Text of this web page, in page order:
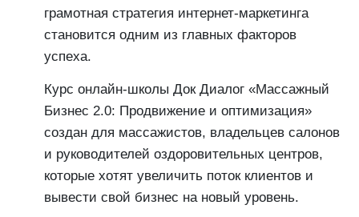
грамотная стратегия интернет-маркетинга
становится одним из главных факторов
успеха.
Курс онлайн-школы Док Диалог «Массажный
Бизнес 2.0: Продвижение и оптимизация»
создан для массажистов, владельцев салонов
и руководителей оздоровительных центров,
которые хотят увеличить поток клиентов и
вывести свой бизнес на новый уровень.